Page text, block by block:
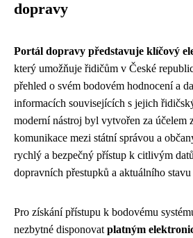
dopravy
Portál dopravy představuje klíčový
který umožňuje řidičům v České
přehled o svém bodovém hodnocení a
informacích souvisejících s jejich
moderní nástroj byl vytvořen za účelem
komunikace mezi státní správou a
rychlý a bezpečný přístup k citlivým
dopravních přestupků a aktuálního
Pro získání přístupu k bodovému
nezbytné disponovat platným